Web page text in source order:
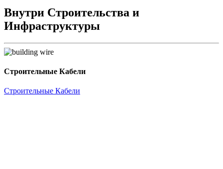
Внутри Строительства и
Инфраструктуры
Строительные Кабели
Строительные Кабели